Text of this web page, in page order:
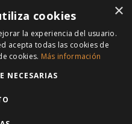
1º Mod. 17
×
cookies
la experiencia del usuario.
acepta todas las cookies de
cookies. Más información
NECESARIAS